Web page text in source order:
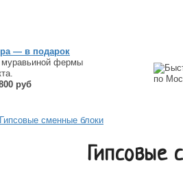
— в подарок
муравьиной фермы
руб
Гипсовые сменные блоки
Гипсовые